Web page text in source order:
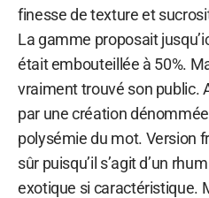
finesse de texture et
La gamme proposait
était embouteillée à 50%.
vraiment trouvé son public.
par une création
polysémie du mot. Version
sûr puisqu’il s’agit d’un
exotique si caractéristique.